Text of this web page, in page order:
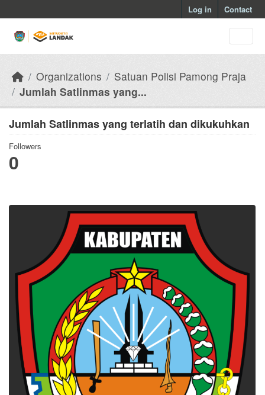
Log in Contact
Organizations
Satuan Polisi Pamong Praja
Jumlah Satlinmas yang...
Jumlah Satlinmas yang terlatih dan dikukuhkan
Followers
0